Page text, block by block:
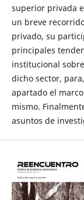
superior privada
un breve
privado, su
principales
institucional
dicho sector,
apartado el
mismo.
asuntos de